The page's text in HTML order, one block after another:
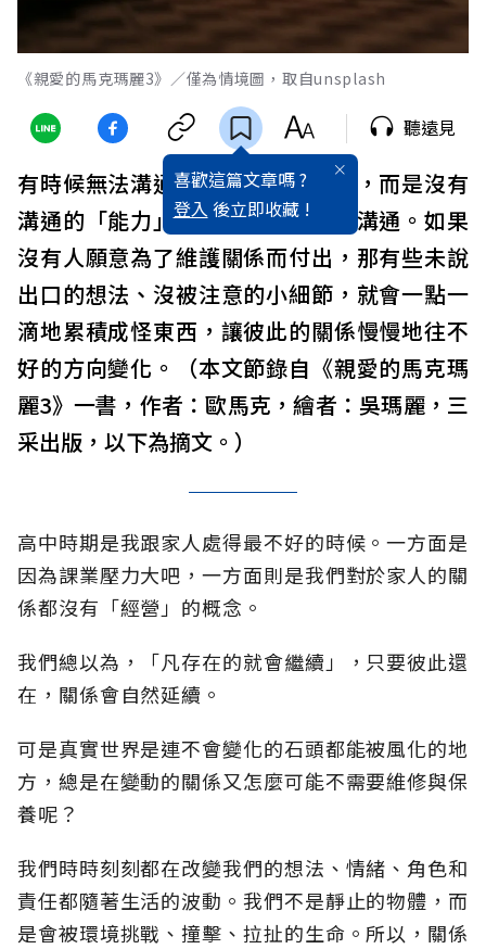
《親愛的馬克瑪麗3》／僅為情境圖，取自unsplash
喜歡這篇文章嗎 ?
登入 後立即收藏 !
聽遠見
有時候無法溝通並不是不願意溝通，而是沒有
溝通的「能力」，所以不知道怎麼溝通。如果
沒有人願意為了維護關係而付出，那有些未說
出口的想法、沒被注意的小細節，就會一點一
滴地累積成怪東西，讓彼此的關係慢慢地往不
好的方向變化。（本文節錄自《親愛的馬克瑪
麗3》一書，作者：歐馬克，繪者：吳瑪麗，三
采出版，以下為摘文。）
高中時期是我跟家人處得最不好的時候。一方面是
因為課業壓力大吧，一方面則是我們對於家人的關
係都沒有「經營」的概念。
我們總以為，「凡存在的就會繼續」，只要彼此還
在，關係會自然延續。
可是真實世界是連不會變化的石頭都能被風化的地
方，總是在變動的關係又怎麼可能不需要維修與保
養呢？
我們時時刻刻都在改變我們的想法、情緒、角色和
責任都隨著生活的波動。我們不是靜止的物體，而
是會被環境挑戰、撞擊、拉扯的生命。所以，關係